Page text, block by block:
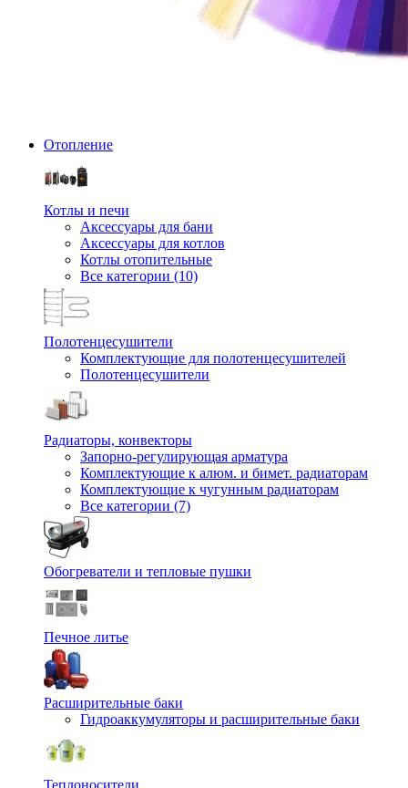
Отопление
Котлы и печи
Аксессуары для бани
Аксессуары для котлов
Котлы отопительные
Все категории (10)
Полотенцесушители
Комплектующие для полотенцесушителей
Полотенцесушители
Радиаторы, конвекторы
Запорно-регулирующая арматура
Комплектующие к алюм. и бимет. радиаторам
Комплектующие к чугунным радиаторам
Все категории (7)
Обогреватели и тепловые пушки
Печное литье
Расширительные баки
Гидроаккумуляторы и расширительные баки
Теплоносители